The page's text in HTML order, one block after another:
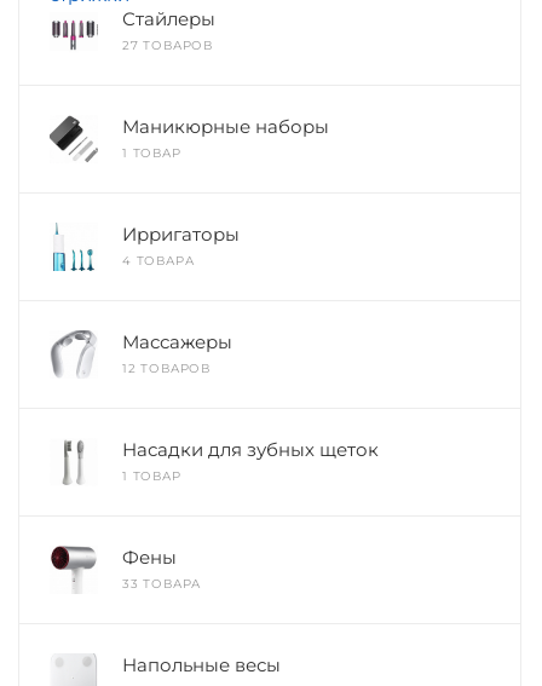
Стайлеры
27 ТОВАРОВ
Маникюрные наборы
1 ТОВАР
Ирригаторы
4 ТОВАРА
Массажеры
12 ТОВАРОВ
Насадки для зубных щеток
1 ТОВАР
Фены
33 ТОВАРА
Напольные весы